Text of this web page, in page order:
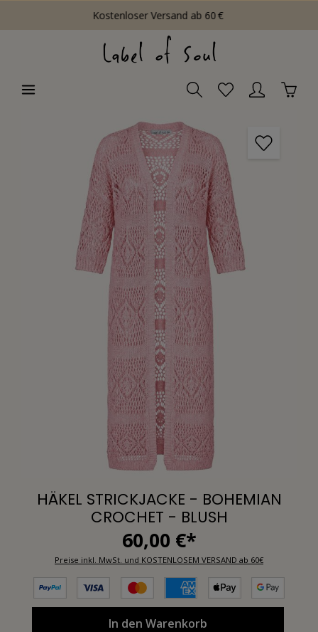
Kostenloser Versand ab 60 €
HÄKEL STRICKJACKE - BOHEMIAN
CROCHET - BLUSH
60,00 €*
Preise inkl. MwSt. und KOSTENLOSEM VERSAND ab 60€
In den Warenkorb